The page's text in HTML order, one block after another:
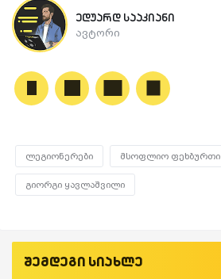
ედუარდ სააკიანი
ავტორი
ლეგიონერები მსოფლიო ფეხბურთი
გიორგი ყავლაშვილი
შემდეგი სიახლე